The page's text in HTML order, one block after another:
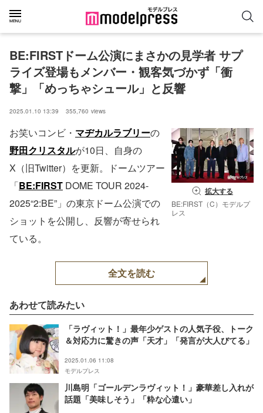
BE:FIRSTドーム公演にまさかの見学者 サプ
ライズ登場もメンバー・観客気づかず「衝
撃」「めっちゃシュール」と反響
2025.01.10 13:39 355,760 views
拡大する
BE:FIRST（C）モデルプ
レス
お笑いコンビ・ マヂカルラブリーの
野田クリスタルが10日、自身の
X（旧Twitter）を更新。ドームツアー
「BE:FIRST DOME TOUR 2024-
2025“2:BE”」の東京ドーム公演での
ショットを公開し、反響が寄せられ
ている。
全文を読む
あわせて読みたい
「ラヴィット！」最年少ゲストの人気子役、トーク
＆対応力に驚きの声「天才」「発言が大人びてる」
2025.01.06 11:08
モデルプレス
川島明「ゴールデンラヴィット！」豪華差し入れが
話題「美味しそう」「粋な心遣い」